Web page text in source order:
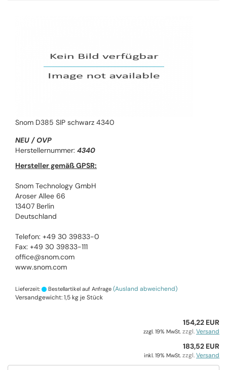
Snom D385 SIP schwarz 4340
NEU / OVP
Herstellernummer: 4340
Hersteller gemäß GPSR:
Snom Technology GmbH
Aroser Allee 66
13407 Berlin
Deutschland
Telefon: +49 30 39833-0
Fax: +49 30 39833-111
office@snom.com
www.snom.com
Lieferzeit: Bestellartikel auf Anfrage (Ausland abweichend)
Versandgewicht:1,5kg je Stück
154,22 EUR
zzgl. 19% MwSt. zzgl.Versand
183,52 EUR
inkl. 19% MwSt. zzgl.Versand